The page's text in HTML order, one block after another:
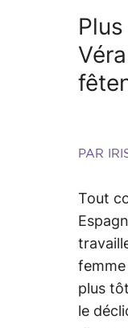
PAR
Tout
plus
le